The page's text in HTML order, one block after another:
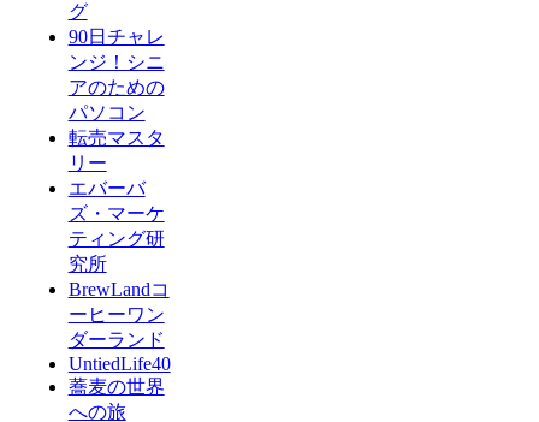
グ
90日チャレ
ンジ！シニ
アのための
パソコン
転売マスタ
リー
エバーバ
ズ・マーケ
ティング研
究所
BrewLandコ
ーヒーワン
ダーランド
UntiedLife40
蕎麦の世界
への旅